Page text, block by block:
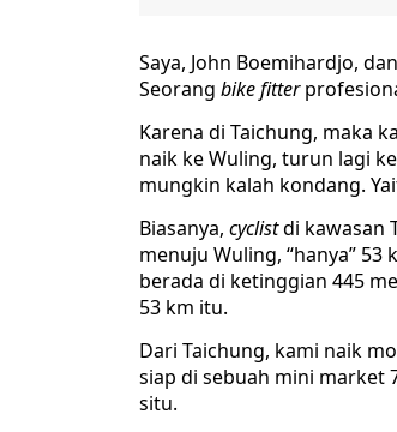
Saya, John Boemihardjo,
Seorang bike fitter
Karena di Taichung, maka
naik ke Wuling, turun lagi
mungkin kalah kondang.
Biasanya, cyclistdi kawasan
menuju Wuling, “hanya”
berada di ketinggian 445
53 km itu.
Dari Taichung, kami naik
siap di sebuah mini market
situ.